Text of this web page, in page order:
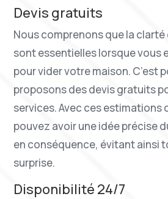
Devis gratuits
Nous comprenons que la
sont essentielles lorsque vous
pour vider votre maison. C’est
proposons des devis gratuits
services. Avec ces estimations
pouvez avoir une idée précise
en conséquence, évitant ainsi
surprise.
Disponibilité 24/7